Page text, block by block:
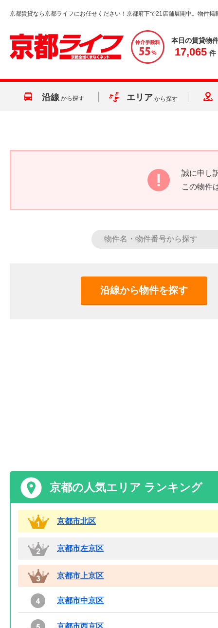
京都賃貸なら京都ライフにお任せください！京都府下で21店舗展開中。物件掲
本日の賃貸物
17,065 件
沿線 から探す エリア から探す
誠に申し
この物件
沿線から物件を探す
京都の人気エリア ランキング
京都市北区
京都市左京区
京都市上京区
京都市中京区
京都市西京区